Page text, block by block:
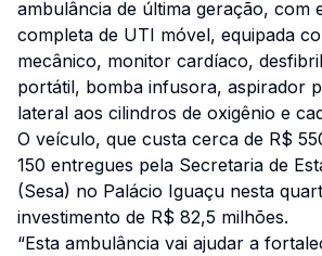
ambulância de última geração, com
completa de UTI móvel, equipada
mecânico, monitor cardíaco,
portátil, bomba infusora, aspirador
lateral aos cilindros de oxigênio e
O veículo, que custa cerca de R$
150 entregues pela Secretaria de
(Sesa) no Palácio Iguaçu nesta
investimento de R$ 82,5 milhões.
“Esta ambulância vai ajudar a